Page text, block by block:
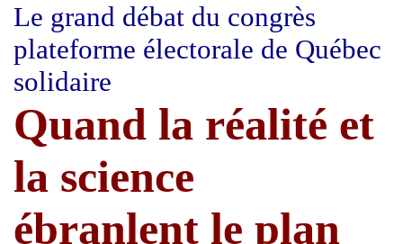
Le grand débat du congrès
plateforme électorale de Québec
solidaire
Quand la réalité et
la science
ébranlent le plan